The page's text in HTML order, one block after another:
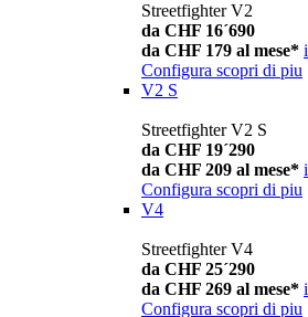
Streetfighter V2
da CHF 16´690
da CHF 179 al mese* i
Configura scopri di piu
V2 S
Streetfighter V2 S
da CHF 19´290
da CHF 209 al mese* i
Configura scopri di piu
V4
Streetfighter V4
da CHF 25´290
da CHF 269 al mese* i
Configura scopri di piu